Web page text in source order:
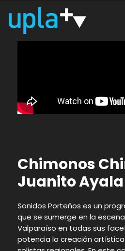
Chimonos
Juanito Ayala
Sonidos Porteños es un
que se sumerge en la
Valparaíso en todas sus
potencia la creación